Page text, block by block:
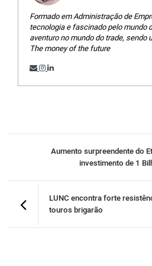
Formado em Administração de
tecnologia e fascinado pelo mundo
aventuro no mundo do trade, sendo
The money of the future
Aumento surpreendente do
investimento de 1
LUNC encontra forte
touros brigarão